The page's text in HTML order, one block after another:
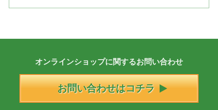
オンラインショップに関するお問い合わせ
お問い合わせはコチラ